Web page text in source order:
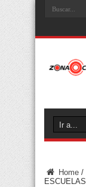
Home /